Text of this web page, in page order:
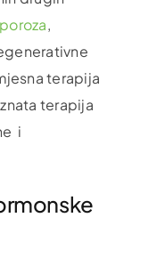
,
terapija
terapija
i